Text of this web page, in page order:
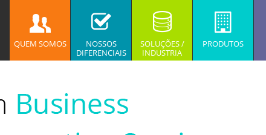
QUEM SOMOS
NOSSOS
DIFERENCIAIS
SOLUÇÕES /
INDUSTRIA
PRODUTOS